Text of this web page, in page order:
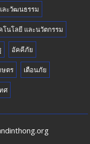
ละวัฒนธรรม
โนโลยี และนวัตกรรม
อัคคีภัย
ษตร เตือนภัย
ศ